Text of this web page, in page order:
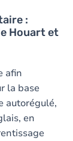
:
Houart et
afin
la base
autorégulé,
en